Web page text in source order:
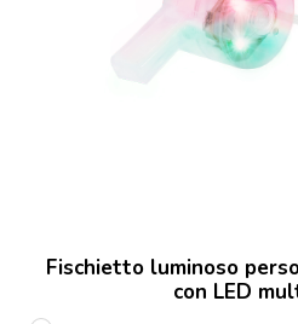
Fischietto luminoso
con LED